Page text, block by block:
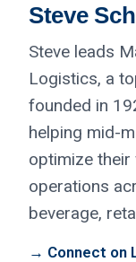
Steve
Steve leads
Logistics, a
founded in
helping mid-
optimize
operations
beverage,
→ Connect on